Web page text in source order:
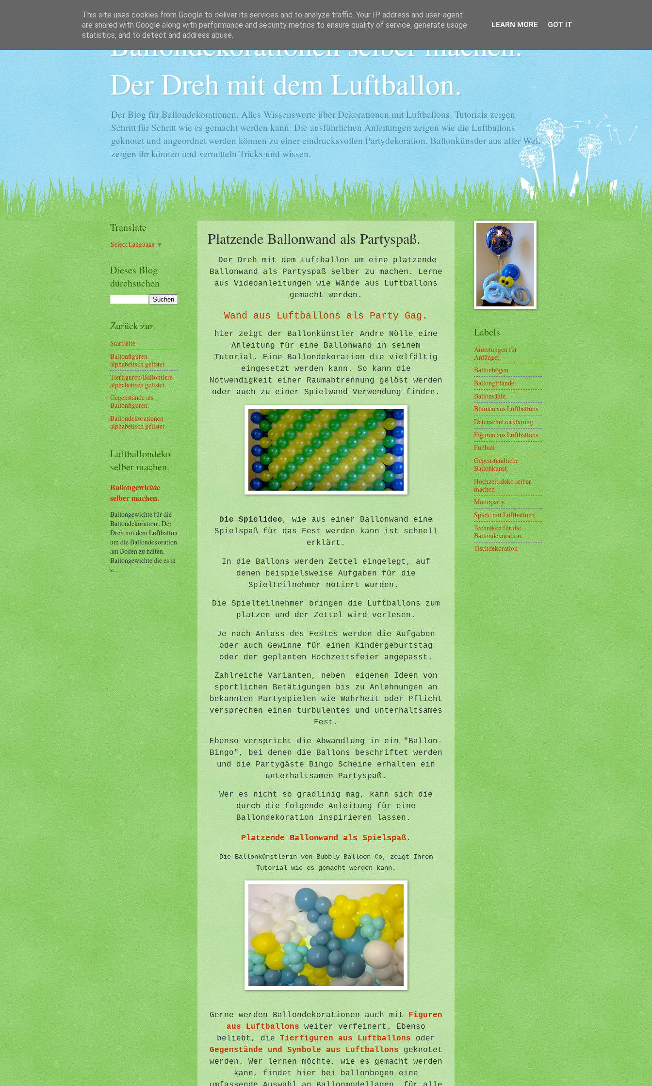
Ballondekorationen selber machen.
Der Dreh mit dem Luftballon.
Der Blog für Ballondekorationen. Alles Wissenswerte über Dekorationen mit Luftballons. Tutorials zeigen
Schritt für Schritt wie es gemacht werden kann. Die ausführlichen Anleitungen zeigen wie die Luftballons
geknotet und angeordnet werden können zu einer eindrucksvollen Partydekoration. Ballonkünstler aus aller Welt
zeigen ihr können und vermitteln Tricks und wissen.
Platzende Ballonwand als Partyspaß.
Der Dreh mit dem Luftballon um eine platzende
Ballonwand als Partyspaß selber zu machen. Lerne
aus Videoanleitungen wie Wände aus Luftballons
gemacht werden.
Wand aus Luftballons als Party Gag.
hier zeigt der Ballonkünstler Andre Nölle eine
Anleitung für eine Ballonwand in seinem
Tutorial. Eine Ballondekoration die vielfältig
eingesetzt werden kann. So kann die
Notwendigkeit einer Raumabtrennung gelöst werden
oder auch zu einer Spielwand Verwendung finden.
Die Spielidee, wie aus einer Ballonwand eine
Spielspaß für das Fest werden kann ist schnell
erklärt.
In die Ballons werden Zettel eingelegt, auf
denen beispielsweise Aufgaben für die
Spielteilnehmer notiert wurden.
Die Spielteilnehmer bringen die Luftballons zum
platzen und der Zettel wird verlesen.
Je nach Anlass des Festes werden die Aufgaben
oder auch Gewinne für einen Kindergeburtstag
oder der geplanten Hochzeitsfeier angepasst.
Zahlreiche Varianten, neben eigenen Ideen von
sportlichen Betätigungen bis zu Anlehnungen an
bekannten Partyspielen wie Wahrheit oder Pflicht
versprechen einen turbulentes und unterhaltsames
Fest.
Ebenso verspricht die Abwandlung in ein "Ballon-
Bingo", bei denen die Ballons beschriftet werden
und die Partygäste Bingo Scheine erhalten ein
unterhaltsamen Partyspaß.
Wer es nicht so gradlinig mag, kann sich die
durch die folgende Anleitung für eine
Ballondekoration inspirieren lassen.
Platzende Ballonwand als Spielspaß.
Die Ballonkünstlerin von Bubbly Balloon Co, zeigt Ihrem
Tutorial wie es gemacht werden kann.
Gerne werden Ballondekorationen auch mit Figuren
aus Luftballons weiter verfeinert. Ebenso
beliebt, die Tierfiguren aus Luftballons oder
Gegenstände und Symbole aus Luftballons geknotet
werden. Wer lernen möchte, wie es gemacht werden
kann, findet hier bei ballonbogen eine
Translate
Select Language▼
Dieses Blog
durchsuchen
Zurück zur
Startseite
Ballonfiguren
alphabetisch gelistet.
Tierfiguren/Ballontiere
alphabetisch gelistet.
Gegenstände als
Ballonfiguren.
Ballondekorationen
alphabetisch gelistet.
Luftballondeko
selber machen.
Ballongewichte
selber machen.
Ballongewichte für die
Ballondekoration . Der
Dreh mit dem Luftballon
um die Ballondekoration
am Boden zu halten.
Ballongewichte die es in
s...
Labels
Anleitungen für
Anfänger.
Ballonbögen
Ballongirlande
Ballonsäule.
Blumen aus Luftballons
Datenschutzerklärung
Figuren aus Luftballons
Fußball
Gegenständliche
Ballonkunst.
Hochzeitsdeko selber
machen
Mottoparty
Spiele mit Luftballons
Techniken für die
Ballondekoration.
Tischdekoration
This site uses cookies from Google to deliver its services and to analyze traffic. Your IP address and user-agent
are shared with Google along with performance and security metrics to ensure quality of service, generate usage
statistics, and to detect and address abuse.
LEARN MORE GOT IT